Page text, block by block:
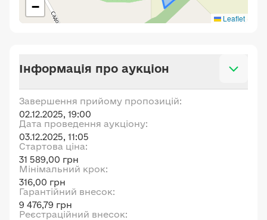
−
Leaflet
Інформація про аукціон
Завершення прийому пропозицій:
02.12.2025, 19:00
Дата проведення аукціону:
03.12.2025, 11:05
Стартова ціна:
31 589,00 грн
Мінімальний крок:
316,00 грн
Гарантійний внесок:
9 476,79 грн
Реєстраційний внесок: